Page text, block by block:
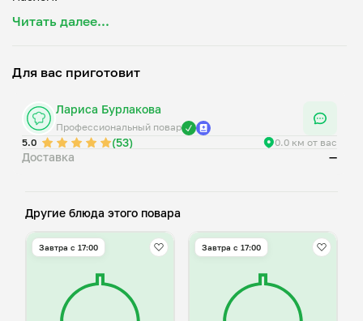
Читать далее...
Для вас приготовит
Лариса Бурлакова
Профессиональный повар
5.0
(53) 0.0 км от вас
Доставка —
Другие блюда этого повара
Завтра c 17:00 Завтра c 17:00